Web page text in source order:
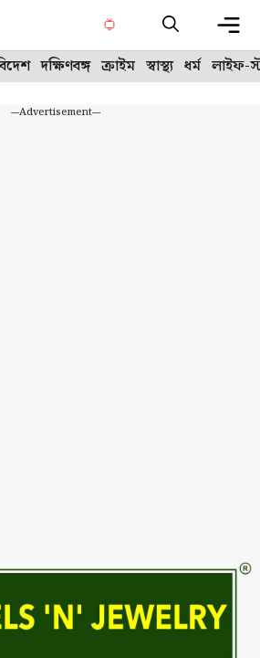
দক্ষিণবঙ্গ ক্রাইম স্বাস্থ্য ধর্ম লাইফ-
---Advertisement---